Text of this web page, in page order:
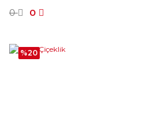
0 0
%20